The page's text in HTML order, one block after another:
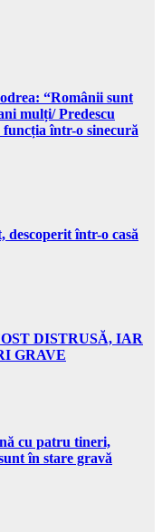
“Românii sunt
mulți/ Predescu
funcția într-o sinecură
descoperit într-o casă
DISTRUSĂ, IAR
GRAVE
cu patru tineri,
în stare gravă